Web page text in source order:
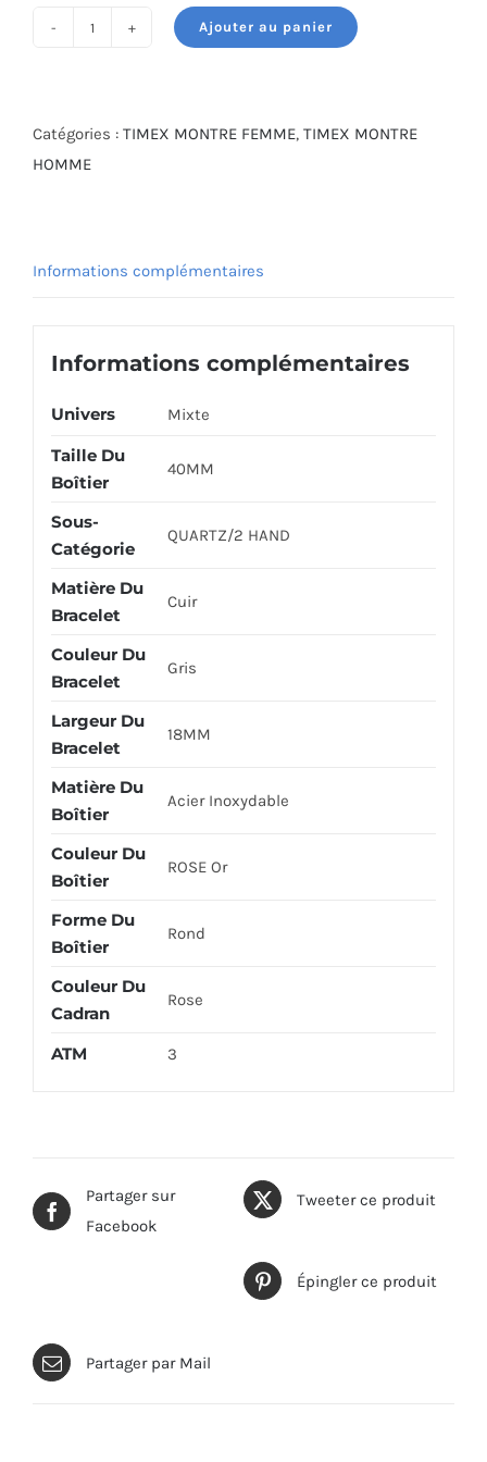
375.000 DT.
est :
265.000 DT.
WATCH
TW2R49500
Ajouter au panier
Catégories : TIMEX MONTRE FEMME, TIMEX MONTRE
HOMME
Informations complémentaires
Informations complémentaires
Univers Mixte
Taille Du
Boîtier
40MM
Sous-
Catégorie
QUARTZ/2 HAND
Matière Du
Bracelet
Cuir
Couleur Du
Bracelet
Gris
Largeur Du
Bracelet
18MM
Matière Du
Boîtier
Acier Inoxydable
Couleur Du
Boîtier
ROSE Or
Forme Du
Boîtier
Rond
Couleur Du
Cadran
Rose
ATM 3
Partager sur
Facebook
Tweeter ce produit
Épingler ce produit
Partager par Mail